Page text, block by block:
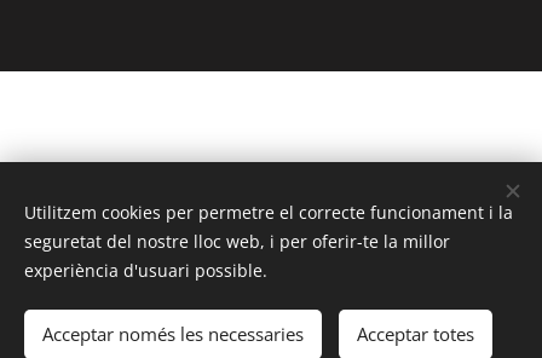
Utilitzem cookies per permetre el correcte funcionament i la
seguretat del nostre lloc web, i per oferir-te la millor
experiència d'usuari possible.
Acceptar només les necessaries Acceptar totes